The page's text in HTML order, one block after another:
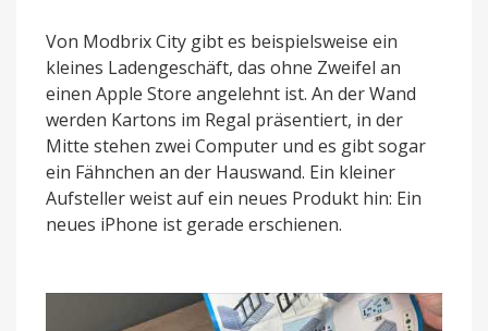
Von Modbrix City gibt es beispielsweise ein
kleines Ladengeschäft, das ohne Zweifel an
einen Apple Store angelehnt ist. An der Wand
werden Kartons im Regal präsentiert, in der
Mitte stehen zwei Computer und es gibt sogar
ein Fähnchen an der Hauswand. Ein kleiner
Aufsteller weist auf ein neues Produkt hin: Ein
neues iPhone ist gerade erschienen.